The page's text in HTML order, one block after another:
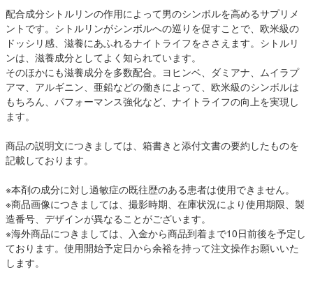
配合成分シトルリンの作用によって男のシンボルを高めるサプリメ
ントです。シトルリンがシンボルへの巡りを促すことで、欧米級の
ドッシリ感、滋養にあふれるナイトライフをささえます。シトルリ
ンは、滋養成分としてよく知られています。
そのほかにも滋養成分を多数配合。ヨヒンベ、ダミアナ、ムイラプ
アマ、アルギニン、亜鉛などの働きによって、欧米級のシンボルは
もちろん、パフォーマンス強化など、ナイトライフの向上を実現し
ます。
商品の説明文につきましては、箱書きと添付文書の要約したものを
記載しております。
※本剤の成分に対し過敏症の既往歴のある患者は使用できません。
※商品画像につきましては、撮影時期、在庫状況により使用期限、製
造番号、デザインが異なることがございます。
※海外商品につきましては、入金から商品到着まで10日前後を予定し
ております。使用開始予定日から余裕を持って注文操作お願いいた
します。